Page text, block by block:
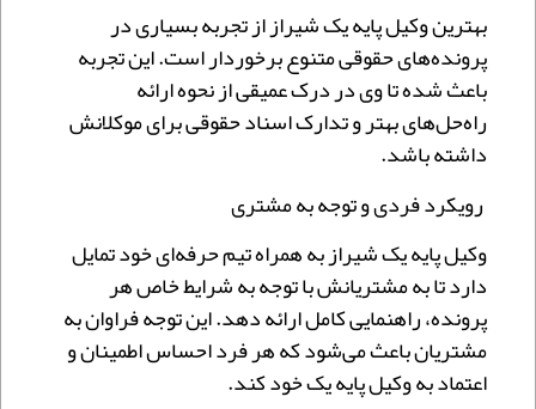
بهترین وکیل پایه یک شیراز از تجربه بسیاری در
پرونده‌های حقوقی متنوع برخوردار است. این تجربه
باعث شده تا وی در درک عمیقی از نحوه ارائه
راه‌حل‌های بهتر و تدارک اسناد حقوقی برای موکلانش
داشته باشد.
رویکرد فردی و توجه به مشتری
وکیل پایه یک شیراز به همراه تیم حرفه‌ای خود تمایل
دارد تا به مشتریانش با توجه به شرایط خاص هر
پرونده، راهنمایی کامل ارائه دهد. این توجه فراوان به
مشتریان باعث می‌شود که هر فرد احساس اطمینان و
اعتماد به وکیل پایه یک خود کند.